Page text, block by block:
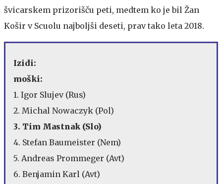
švicarskem prizorišču peti, medtem ko je bil Žan
Košir v Scuolu najboljši deseti, prav tako leta 2018.
Izidi:
moški:
1. Igor Slujev (Rus)
2. Michal Nowaczyk (Pol)
3. Tim Mastnak (Slo)
4. Stefan Baumeister (Nem)
5. Andreas Prommeger (Avt)
6. Benjamin Karl (Avt)